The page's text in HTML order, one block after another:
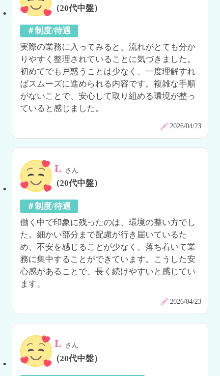
（20代中盤）
＃制度/待遇
実際の業務に入ってみると、流れがとても分か
りやすく整理されていることに気づきました。
初めてでも戸惑うことは少なく、一度理解すれ
ばスムーズに進められる内容です。複雑な手順
がないことで、安心して取り組める環境が整っ
ていると感じました。
2026/04/23
L さん
（20代中盤）
＃制度/待遇
働く中で印象に残ったのは、環境の整い方でし
た。細かい部分まで配慮が行き届いているた
め、不安を感じることが少なく、落ち着いて業
務に集中することができています。こうした安
心感があることで、長く続けやすいと感じてい
ます。
2026/04/23
L さん
（20代中盤）